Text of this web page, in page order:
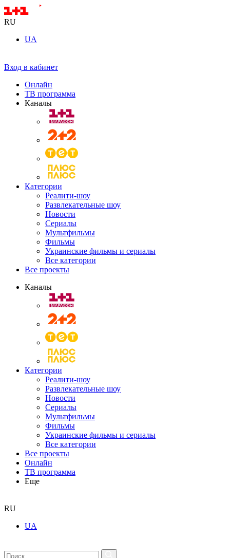
RU
UA
Вход в кабинет
Онлайн
ТВ программа
Каналы
Категории
Реалити-шоу
Развлекательные шоу
Новости
Сериалы
Мультфильмы
Фильмы
Украинские фильмы и сериалы
Все категории
Все проекты
Каналы
Категории
Реалити-шоу
Развлекательные шоу
Новости
Сериалы
Мультфильмы
Фильмы
Украинские фильмы и сериалы
Все категории
Все проекты
Онлайн
ТВ программа
Еще
RU
UA